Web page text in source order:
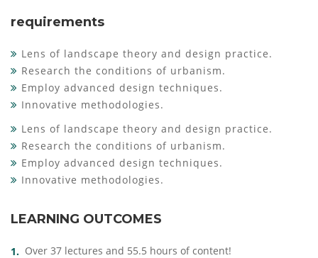
requirements
Lens of landscape theory and design practice.
Research the conditions of urbanism.
Employ advanced design techniques.
Innovative methodologies.
Lens of landscape theory and design practice.
Research the conditions of urbanism.
Employ advanced design techniques.
Innovative methodologies.
LEARNING OUTCOMES
Over 37 lectures and 55.5 hours of content!